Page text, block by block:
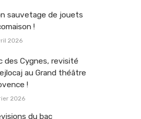
sauvetage de jouets
!
2026
des Cygnes, revisité
au Grand théâtre
!
2026
du bac